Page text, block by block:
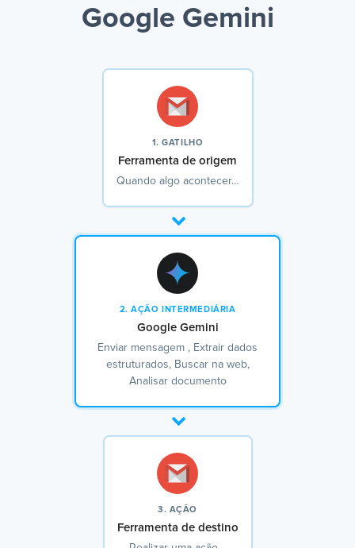
Google Gemini
1. GATILHO
Ferramenta de origem
Quando algo acontecer…
2. AÇÃO INTERMEDIÁRIA
Google Gemini
Enviar mensagem , Extrair dados
estruturados, Buscar na web,
Analisar documento
3. AÇÃO
Ferramenta de destino